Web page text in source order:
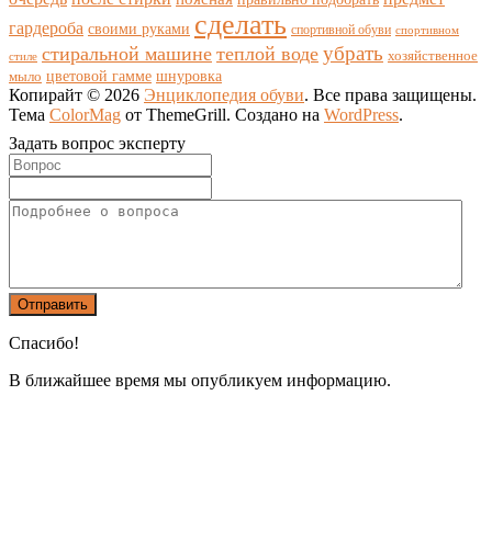
гардероба своими руками сделать спортивной обуви спортивном
стиле стиральной машине теплой воде убрать хозяйственное
мыло цветовой гамме шнуровка
Копирайт © 2026 Энциклопедия обуви. Все права защищены.
Тема ColorMag от ThemeGrill. Создано на WordPress.
Задать вопрос эксперту
Спасибо!
В ближайшее время мы опубликуем информацию.